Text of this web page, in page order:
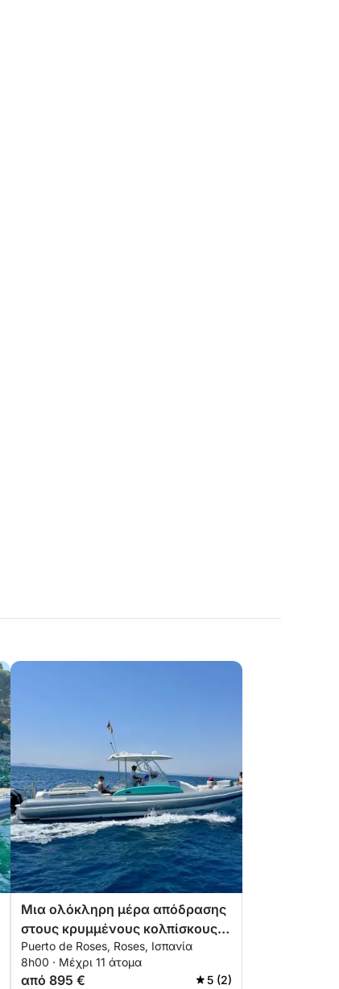
Μια ολόκληρη μέρα απόδρασης
στους κρυμμένους κολπίσκους
και τα κρυστάλλινα νερά της
Κόστα Μπράβα
Puerto de Roses, Roses, Ισπανία
8h00 · Μέχρι 11 άτομα
από 895 € 5 (2)